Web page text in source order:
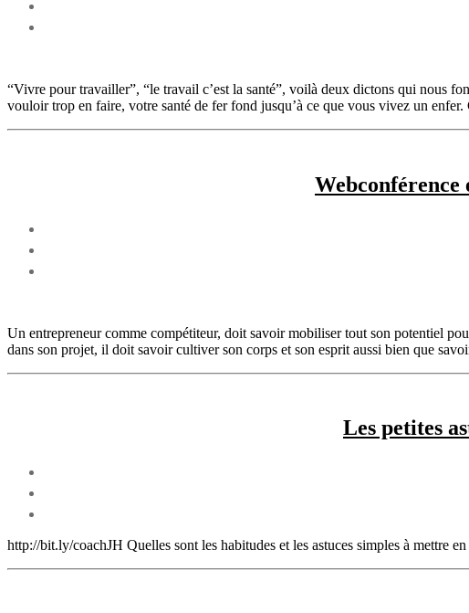
“Vivre pour travailler”, “le travail c’est la santé”, voilà deux dictons qui nous
vouloir trop en faire, votre santé de fer fond jusqu’à ce que vous vivez un
Webconférence
Un entrepreneur comme compétiteur, doit savoir mobiliser tout son potentiel
dans son projet, il doit savoir cultiver son corps et son esprit aussi bien que
Les petites
http://bit.ly/coachJH Quelles sont les habitudes et les astuces simples à mettre